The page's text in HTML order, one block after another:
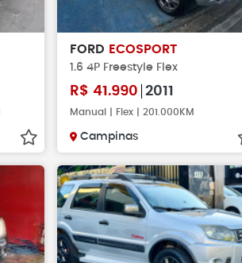
FORD ECOSPORT
1.6 4P Freestyle Flex
R$ 41.990 2011
Manual | Flex | 201.000KM
Campinas